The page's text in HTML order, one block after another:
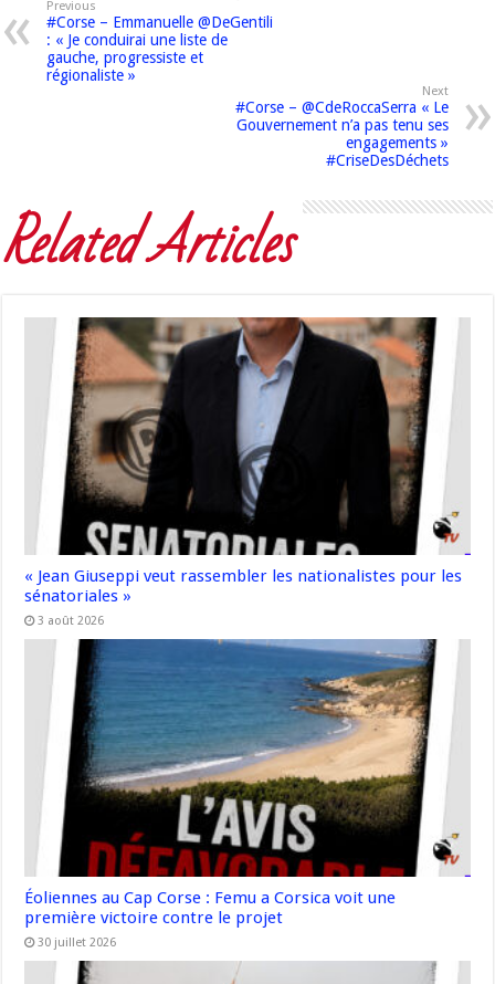
Previous
#Corse – Emmanuelle @DeGentili
: « Je conduirai une liste de
gauche, progressiste et
régionaliste »
Next
#Corse – @CdeRoccaSerra « Le
Gouvernement n’a pas tenu ses
engagements »
#CriseDesDéchets
Related Articles
« Jean Giuseppi veut rassembler les nationalistes pour les
sénatoriales »
3 août 2026
Éoliennes au Cap Corse : Femu a Corsica voit une
première victoire contre le projet
30 juillet 2026